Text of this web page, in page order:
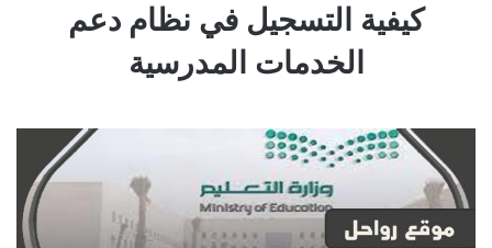
كيفية التسجيل في نظام دعم
الخدمات المدرسية